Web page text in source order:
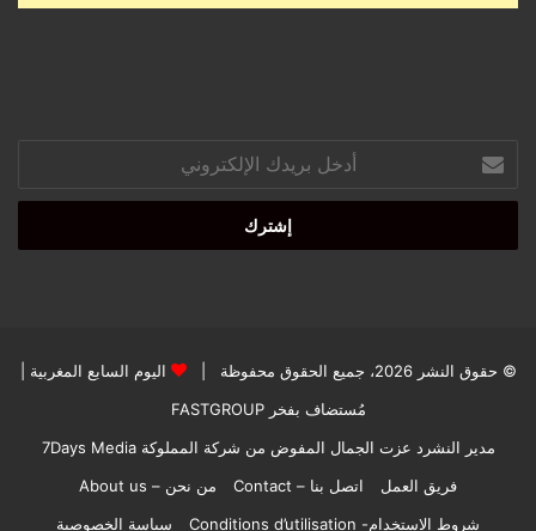
بريدك
الإلكتروني
© حقوق النشر 2026، جميع الحقوق محفوظة | اليوم السابع المغربية
مُستضاف بفخرFASTGROUP
مدير النشرد عزت الجمال المفوض من شركة المملوكة 7Days Media
فريق العمل
اتصل بنا – Contact
من نحن – About us
شروط الاستخدام- Conditions d’utilisation
سياسة الخصوصية